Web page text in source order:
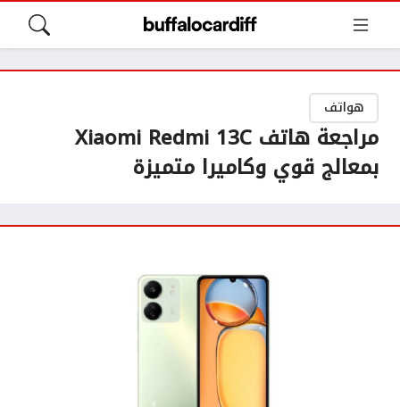
هواتف
مراجعة هاتف Xiaomi Redmi 13C
بمعالج قوي وكاميرا متميزة